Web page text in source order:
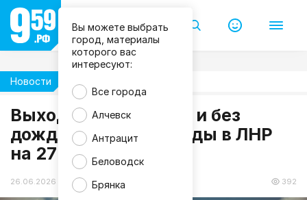
Вы можете выбрать
город, материалы
которого вас
интересуют:
Все города
Алчевск
Антрацит
Беловодск
Брянка
Новости
Выходные без жары и без
дождя: прогноз погоды в ЛНР
на 27 июня
26.06.2026 19:21 392
m
a
g
n
i
f
c